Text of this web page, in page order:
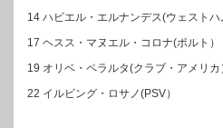
14 ハビエル・エルナンデス(ウェストハ
17 ヘスス・マヌエル・コロナ(ポルト）
19 オリベ・ペラルタ(クラブ・アメリカ
22 イルビング・ロサノ(PSV）